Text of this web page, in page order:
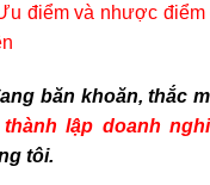
điểm và nhược điểm
băn khoăn, thắc
thành lập doanh
tôi.